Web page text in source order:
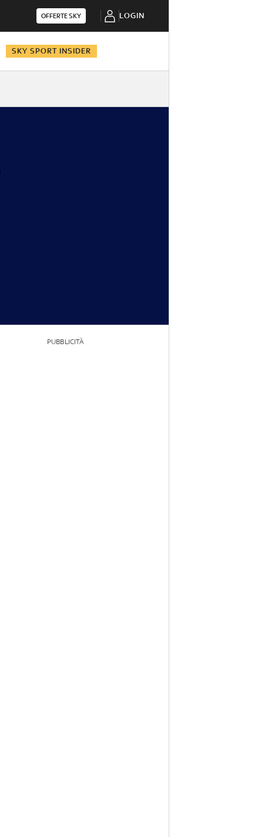
OFFERTE SKY LOGIN
SKY SPORT INSIDER
PUBBLICITÀ